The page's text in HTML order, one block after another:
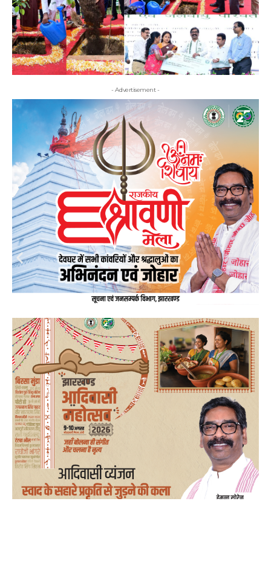
- Advertisement -